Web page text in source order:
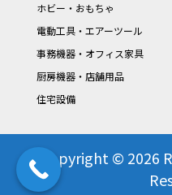
ホビー・おもちゃ
電動工具・エアーツール
事務機器・オフィス家具
厨房機器・店舗用品
住宅設備
Copyright © 2026